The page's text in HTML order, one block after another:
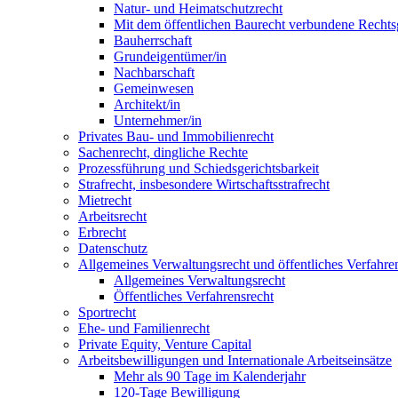
Natur- und Heimatschutzrecht
Mit dem öffentlichen Baurecht verbundene
Bauherrschaft
Grundeigentümer/in
Nachbarschaft
Gemeinwesen
Architekt/in
Unternehmer/in
Privates Bau- und Immobilienrecht
Sachenrecht, dingliche Rechte
Prozessführung und Schiedsgerichtsbarkeit
Strafrecht, insbesondere Wirtschaftsstrafrecht
Mietrecht
Arbeitsrecht
Erbrecht
Datenschutz
Allgemeines Verwaltungsrecht und öffentliches
Allgemeines Verwaltungsrecht
Öffentliches Verfahrensrecht
Sportrecht
Ehe- und Familienrecht
Private Equity, Venture Capital
Arbeitsbewilligungen und Internationale Arbeitseinsätze
Mehr als 90 Tage im Kalenderjahr
120-Tage Bewilligung